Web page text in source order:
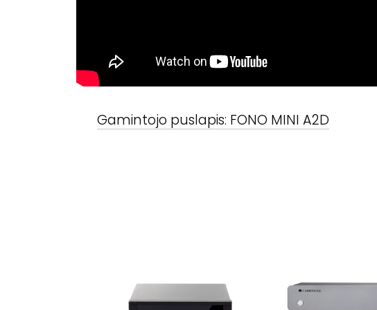
Gamintojo puslapis: FONO MINI A2D